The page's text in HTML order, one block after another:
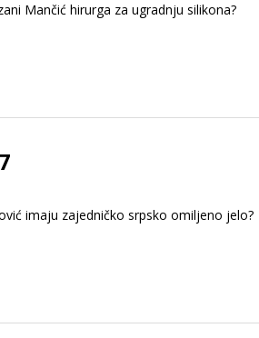
Mančić hirurga za ugradnju silikona?
imaju zajedničko srpsko omiljeno jelo?